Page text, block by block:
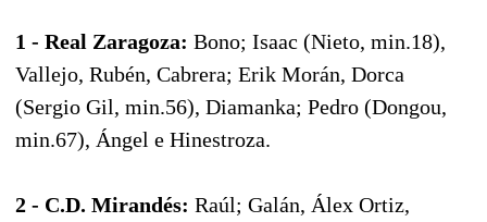
1 - Real Zaragoza: Bono; Isaac (Nieto, min.18),
Vallejo, Rubén, Cabrera; Erik Morán, Dorca
(Sergio Gil, min.56), Diamanka; Pedro (Dongou,
min.67), Ángel e Hinestroza.
2 - C.D. Mirandés: Raúl; Galán, Álex Ortiz,